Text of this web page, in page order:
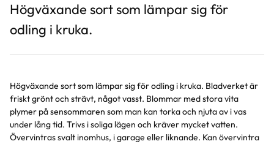
Högväxande sort som lämpar sig för
odling i kruka.
Högväxande sort som lämpar sig för odling i kruka. Bladverket är
friskt grönt och strävt, något vasst. Blommar med stora vita
plymer på sensommaren som man kan torka och njuta av i vas
under lång tid. Trivs i soliga lägen och kräver mycket vatten.
Övervintras svalt inomhus, i garage eller liknande. Kan övervintra